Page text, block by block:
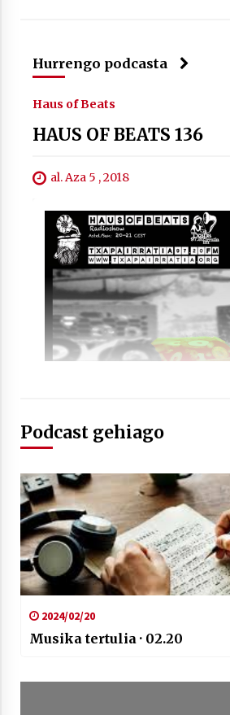
Berria
Zebrabidearen
EHZtik
2021/07/01
Arrosaren
Telebistaren
2021/06/30
Hurrengo podcasta
Haus of Beats
HAUS OF BEATS 136
al. Aza 5 , 2018
Podcast gehiago
2024/02/20
Musika tertulia · 02.20